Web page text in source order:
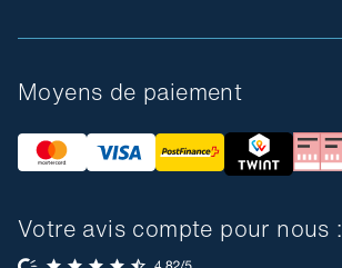
Moyens de paiement
Votre avis compte pour nous :